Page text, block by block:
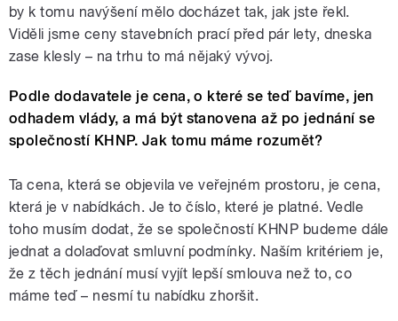
by k tomu navýšení mělo docházet tak, jak jste řekl.
Viděli jsme ceny stavebních prací před pár lety, dneska
zase klesly – na trhu to má nějaký vývoj.
Podle dodavatele je cena, o které se teď bavíme, jen
odhadem vlády, a má být stanovena až po jednání se
společností KHNP. Jak tomu máme rozumět?
Ta cena, která se objevila ve veřejném prostoru, je cena,
která je v nabídkách. Je to číslo, které je platné. Vedle
toho musím dodat, že se společností KHNP budeme dále
jednat a dolaďovat smluvní podmínky. Naším kritériem je,
že z těch jednání musí vyjít lepší smlouva než to, co
máme teď – nesmí tu nabídku zhoršit.